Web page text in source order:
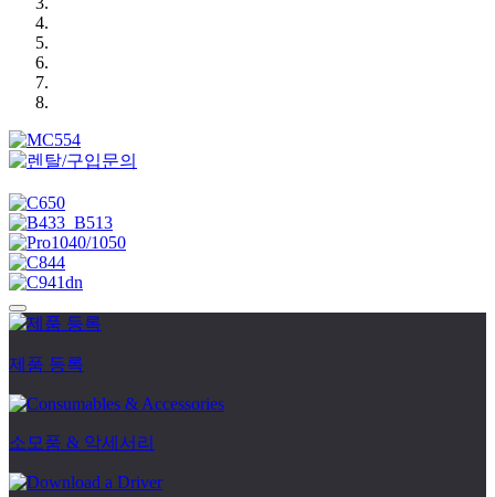
제품 등록
소모품 & 악세서리